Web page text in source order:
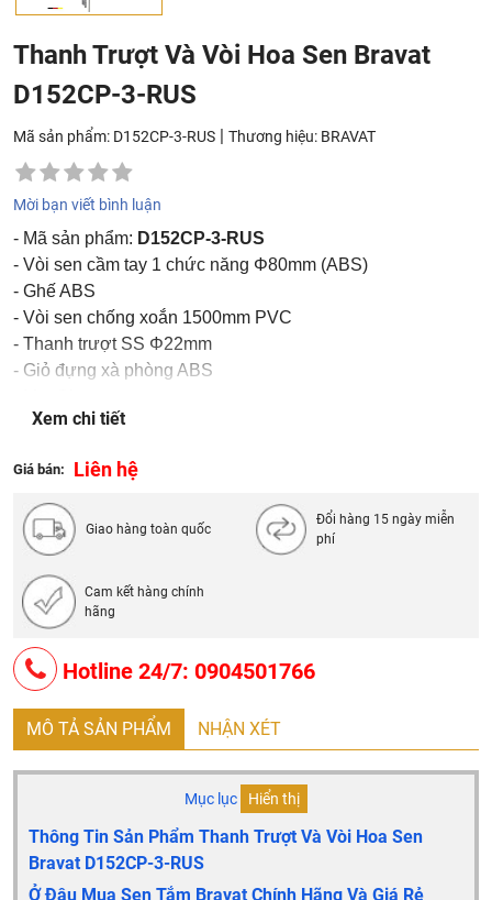
Thanh Trượt Và Vòi Hoa Sen Bravat
D152CP-3-RUS
Mã sản phẩm: D152CP-3-RUS | Thương hiệu: BRAVAT
Mời bạn viết bình luận
- Mã sản phẩm: D152CP-3-RUS
- Vòi sen cầm tay 1 chức năng Φ80mm (ABS)
- Ghế ABS
- Vòi sen chống xoắn 1500mm PVC
- Thanh trượt SS Φ22mm
- Giỏ đựng xà phòng ABS
- Tốc độ dòng chảy: 12L / phút @ 0,3 MPa
Xem chi tiết
Giá bán: Liên hệ
Giao hàng toàn quốc
Đổi hàng 15 ngày miễn
phí
Cam kết hàng chính
hãng
Hotline 24/7: 0904501766
MÔ TẢ SẢN PHẨM NHẬN XÉT
Mục lục Hiển thị
Thông Tin Sản Phẩm Thanh Trượt Và Vòi Hoa Sen
Bravat D152CP-3-RUS
Ở Đâu Mua Sen Tắm Bravat Chính Hãng Và Giá Rẻ